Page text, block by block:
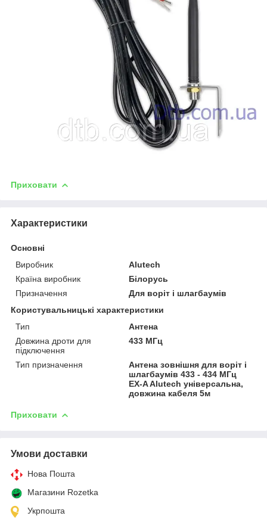
Приховати
Характеристики
Основні
Виробник
Alutech
Країна виробник
Білорусь
Призначення
Для воріт і шлагбаумів
Користувальницькі характеристики
Тип
Антена
Довжина дроти для
підключення
433 МГц
Тип призначення
Антена зовнішня для воріт і
шлагбаумів 433 - 434 МГц
EX-A Alutech універсальна,
довжина кабеля 5м
Приховати
Умови доставки
Нова Пошта
Магазини Rozetka
Укрпошта